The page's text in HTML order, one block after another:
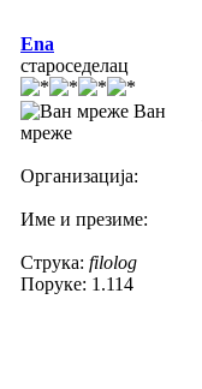
Ena
староседелац
Ван
мреже
Организација:
Име и презиме:
Струка: filolog
Поруке: 1.114